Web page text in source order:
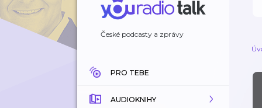
České podcasty a zprávy
PRO TEBE
AUDIOKNIHY